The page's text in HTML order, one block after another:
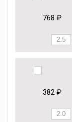
768 ₽
382 ₽